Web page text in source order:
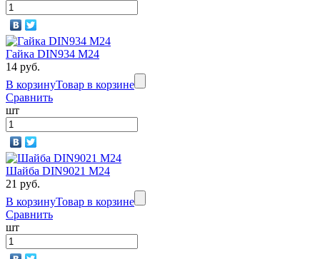
Гайка DIN934 M24
14 руб.
В корзинуТовар в корзине
Сравнить
шт
Шайба DIN9021 М24
21 руб.
В корзинуТовар в корзине
Сравнить
шт